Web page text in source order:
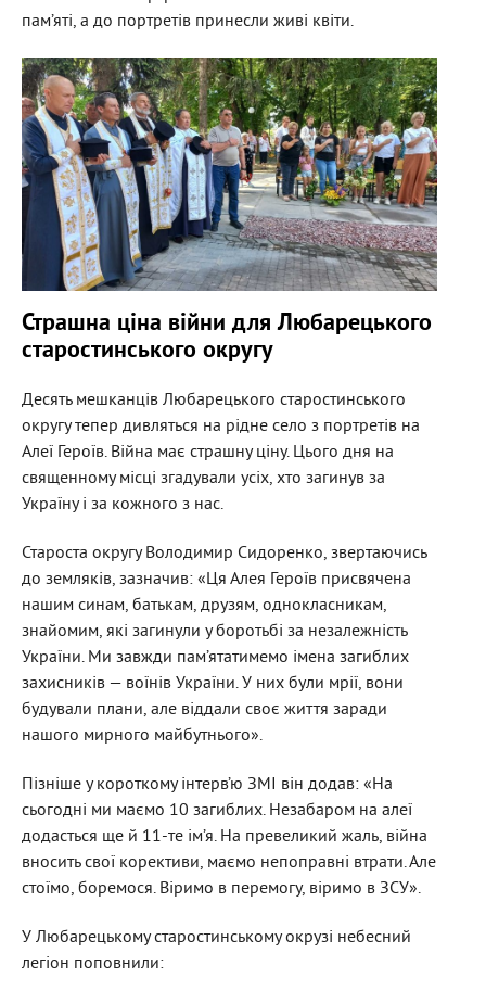
пам’яті, а до портретів принесли живі квіти.
Страшна ціна війни для Любарецького
старостинського округу
Десять мешканців Любарецького старостинського
округу тепер дивляться на рідне село з портретів на
Алеї Героїв. Війна має страшну ціну. Цього дня на
священному місці згадували усіх, хто загинув за
Україну і за кожного з нас.
Староста округу Володимир Сидоренко, звертаючись
до земляків, зазначив: «Ця Алея Героїв присвячена
нашим синам, батькам, друзям, однокласникам,
знайомим, які загинули у боротьбі за незалежність
України. Ми завжди пам’ятатимемо імена загиблих
захисників — воїнів України. У них були мрії, вони
будували плани, але віддали своє життя заради
нашого мирного майбутнього».
Пізніше у короткому інтерв’ю ЗМІ він додав: «На
сьогодні ми маємо 10 загиблих. Незабаром на алеї
додасться ще й 11-те ім’я. На превеликий жаль, війна
вносить свої корективи, маємо непоправні втрати. Але
стоїмо, боремося. Віримо в перемогу, віримо в ЗСУ».
У Любарецькому старостинському окрузі небесний
легіон поповнили: